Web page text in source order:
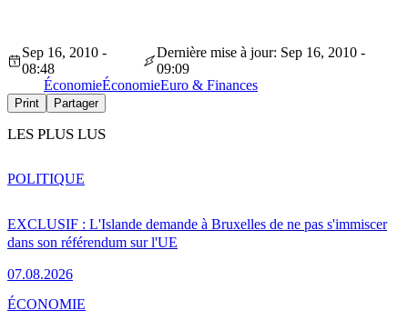
Sep 16, 2010 -
08:48
Dernière mise à jour: Sep 16, 2010 -
09:09
ÉconomieÉconomieEuro & Finances
Print Partager
LES PLUS LUS
EXCLUSIF : L'Islande demande à Bruxelles de ne pas s'immiscer
dans son référendum sur l'UE
07.08.2026
POLITIQUE
ÉCONOMIE